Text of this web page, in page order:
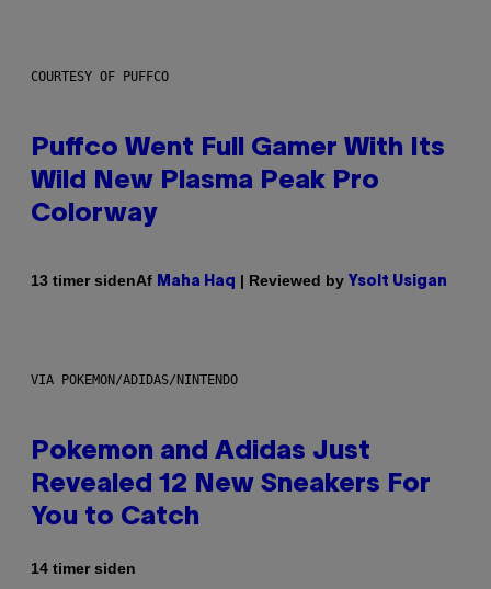
COURTESY OF PUFFCO
Puffco Went Full Gamer With Its
Wild New Plasma Peak Pro
Colorway
13 timer sidenAf Maha Haq | Reviewed by Ysolt Usigan
VIA POKEMON/ADIDAS/NINTENDO
Pokemon and Adidas Just
Revealed 12 New Sneakers For
You to Catch
14 timer siden